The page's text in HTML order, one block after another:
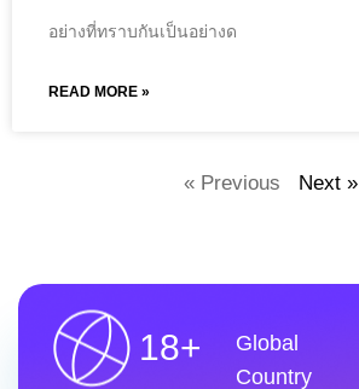
อย่างที่ทราบกันเป็นอย่างด
READ MORE »
« Previous Next »
18+
Global
Country